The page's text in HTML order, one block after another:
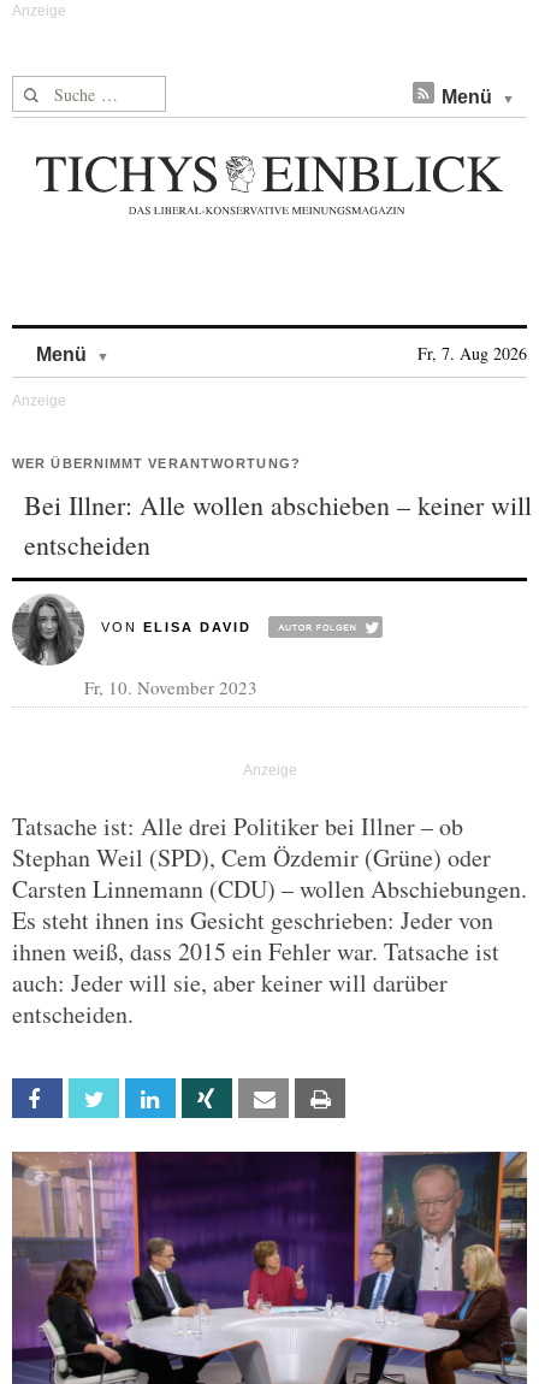
Suche nach: Menü
Menü Fr, 7. Aug 2026
WER ÜBERNIMMT VERANTWORTUNG?
Bei Illner: Alle wollen abschieben – keiner will
entscheiden
VON ELISA DAVID
Fr, 10. November 2023
Tatsache ist: Alle drei Politiker bei Illner – ob
Stephan Weil (SPD), Cem Özdemir (Grüne) oder
Carsten Linnemann (CDU) – wollen Abschiebungen.
Es steht ihnen ins Gesicht geschrieben: Jeder von
ihnen weiß, dass 2015 ein Fehler war. Tatsache ist
auch: Jeder will sie, aber keiner will darüber
entscheiden.
Facebook Twitter Linkedin Xing Email